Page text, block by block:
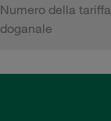
Numero della tariffa
doganale